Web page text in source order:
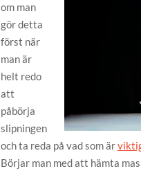
om man
gör detta
först när
man är
helt redo
att
påbörja
slipningen
och ta reda på vad som är
Börjar man med att hämta